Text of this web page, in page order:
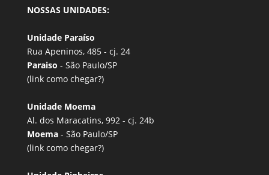
NOSSAS UNIDADES:
Unidade Paraíso
Rua Apeninos, 485 - cj. 24
Paraiso - São Paulo/SP
(link como chegar?)
Unidade Moema
Al. dos Maracatins, 992 - cj. 24b
Moema - São Paulo/SP
(link como chegar?)